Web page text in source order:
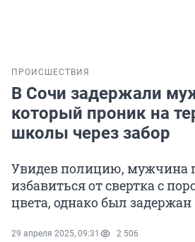
ПРОИСШЕСТВИЯ
В Сочи задержали
который проник на
школы через забор
Увидев полицию, мужчина
избавиться от свертка с
цвета, однако был задержан
29 апреля 2025, 09:31 2 506